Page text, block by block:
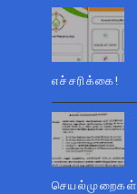
எச்சரிக்கை!
செயல்முறைகள்